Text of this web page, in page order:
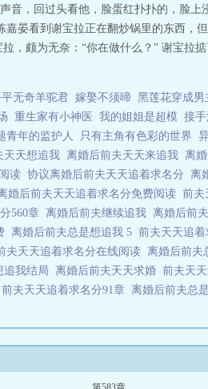
音，回过头看他，脸蛋红扑扑的，脸上
嘉晏看到谢宝拉正在翻炒锅里的东西，
颇为无奈：“你在做什么？” 谢宝拉掂
无奇羊驼君 嫁娶不须啼 黑莲花穿成男
重生家有小神医 我的姐姐是超模 接
青年的监护人 只有主角有色彩的世界
天天想追我 离婚后前夫天天来追我 离
读 协议离婚后前夫天天追着求名分 离
婚后前夫天天追着求名分免费阅读 前夫
560章 离婚后前夫继续追我 离婚后前
离婚后前夫总是想追我 5 前夫天天追
夫天天追着求名分在线阅读 离婚后前夫
追我结局 离婚后前夫天天求婚 前夫天
前夫天天追着求名分91章 离婚后前夫总